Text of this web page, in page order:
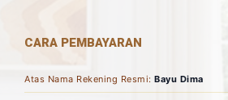
CARA PEMBAYARAN
Atas Nama Rekening Resmi: Bayu Dima